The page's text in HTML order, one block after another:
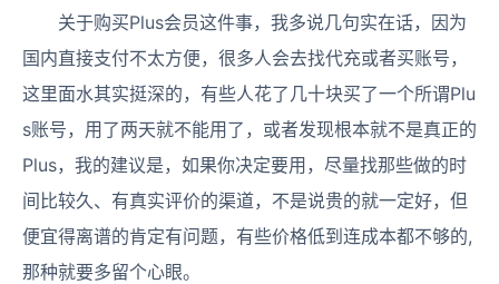
关于购买Plus会员这件事，我多说几句实在话，因为
国内直接支付不太方便，很多人会去找代充或者买账号，
这里面水其实挺深的，有些人花了几十块买了一个所谓Plu
s账号，用了两天就不能用了，或者发现根本就不是真正的
Plus，我的建议是，如果你决定要用，尽量找那些做的时
间比较久、有真实评价的渠道，不是说贵的就一定好，但
便宜得离谱的肯定有问题，有些价格低到连成本都不够的,
那种就要多留个心眼。